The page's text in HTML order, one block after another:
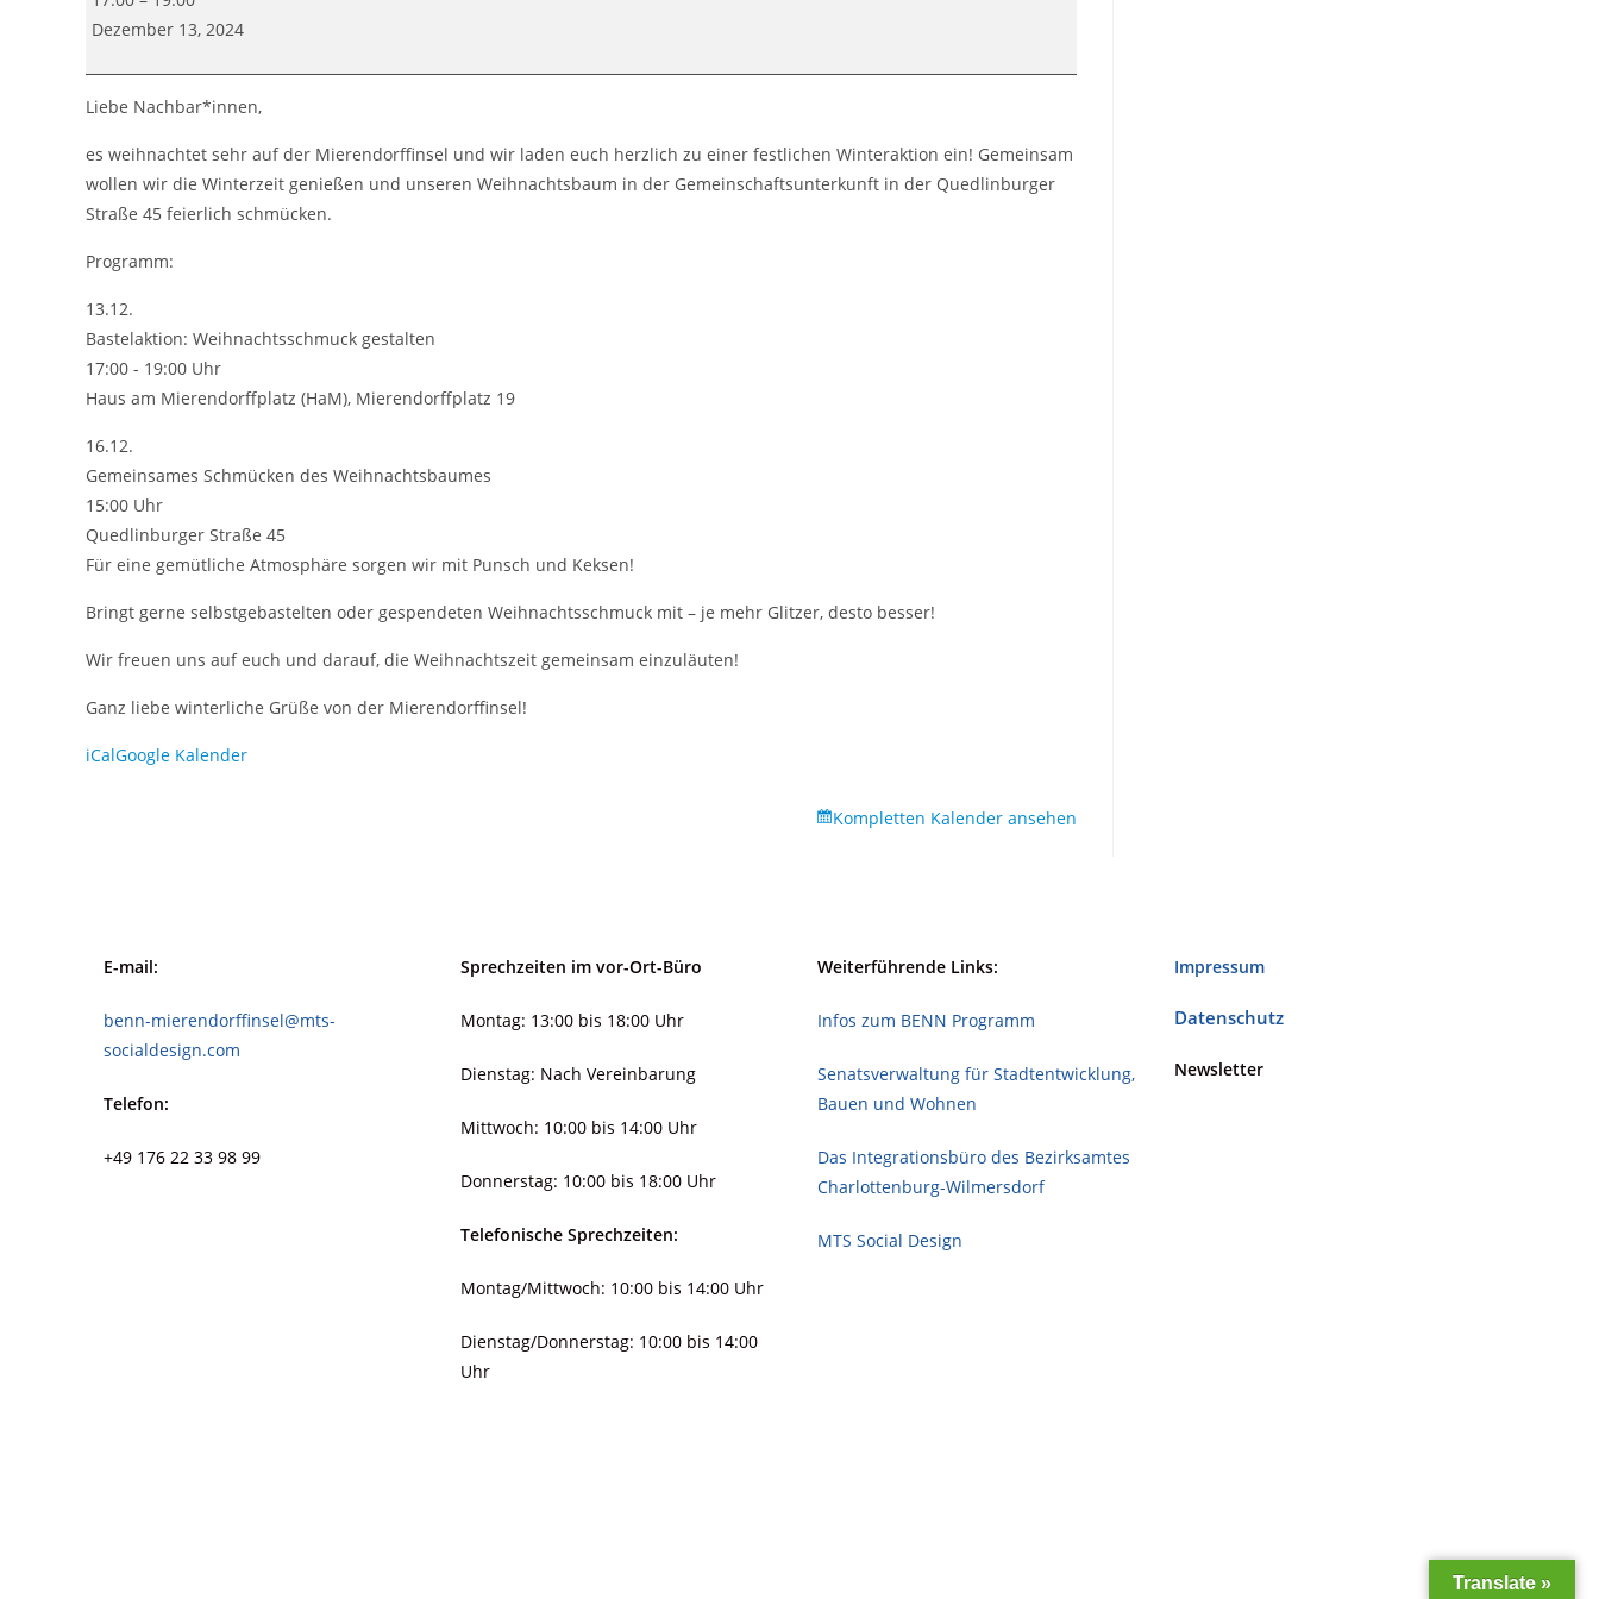
basteln
Dezember 13, 2024
Liebe Nachbar*innen,
es weihnachtet sehr auf der Mierendorffinsel und wir laden euch herzlich zu einer festlichen Winteraktion ein! Gemeinsam
wollen wir die Winterzeit genießen und unseren Weihnachtsbaum in der Gemeinschaftsunterkunft in der Quedlinburger
Straße 45 feierlich schmücken.
Programm:
13.12.
Bastelaktion: Weihnachtsschmuck gestalten
17:00 - 19:00 Uhr
Haus am Mierendorffplatz (HaM), Mierendorffplatz 19
16.12.
Gemeinsames Schmücken des Weihnachtsbaumes
15:00 Uhr
Quedlinburger Straße 45
Für eine gemütliche Atmosphäre sorgen wir mit Punsch und Keksen!
Bringt gerne selbstgebastelten oder gespendeten Weihnachtsschmuck mit – je mehr Glitzer, desto besser!
Wir freuen uns auf euch und darauf, die Weihnachtszeit gemeinsam einzuläuten!
Ganz liebe winterliche Grüße von der Mierendorffinsel!
iCalGoogle Kalender
Kompletten Kalender ansehen
E-mail:
benn-mierendorffinsel@mts-
socialdesign.com
Telefon:
+49 176 22 33 98 99
Sprechzeiten im vor-Ort-Büro
Montag: 13:00 bis 18:00 Uhr
Dienstag: Nach Vereinbarung
Mittwoch: 10:00 bis 14:00 Uhr
Donnerstag: 10:00 bis 18:00 Uhr
Telefonische Sprechzeiten:
Montag/Mittwoch: 10:00 bis 14:00 Uhr
Dienstag/Donnerstag: 10:00 bis 14:00
Uhr
Weiterführende Links:
Infos zum BENN Programm
Senatsverwaltung für Stadt­ent­wicklung,
Bauen und Wohnen
Das Integrationsbüro des Bezirksamtes
Charlottenburg-Wilmersdorf
MTS Social Design
Impressum
Datenschutz
Newsletter
Translate »